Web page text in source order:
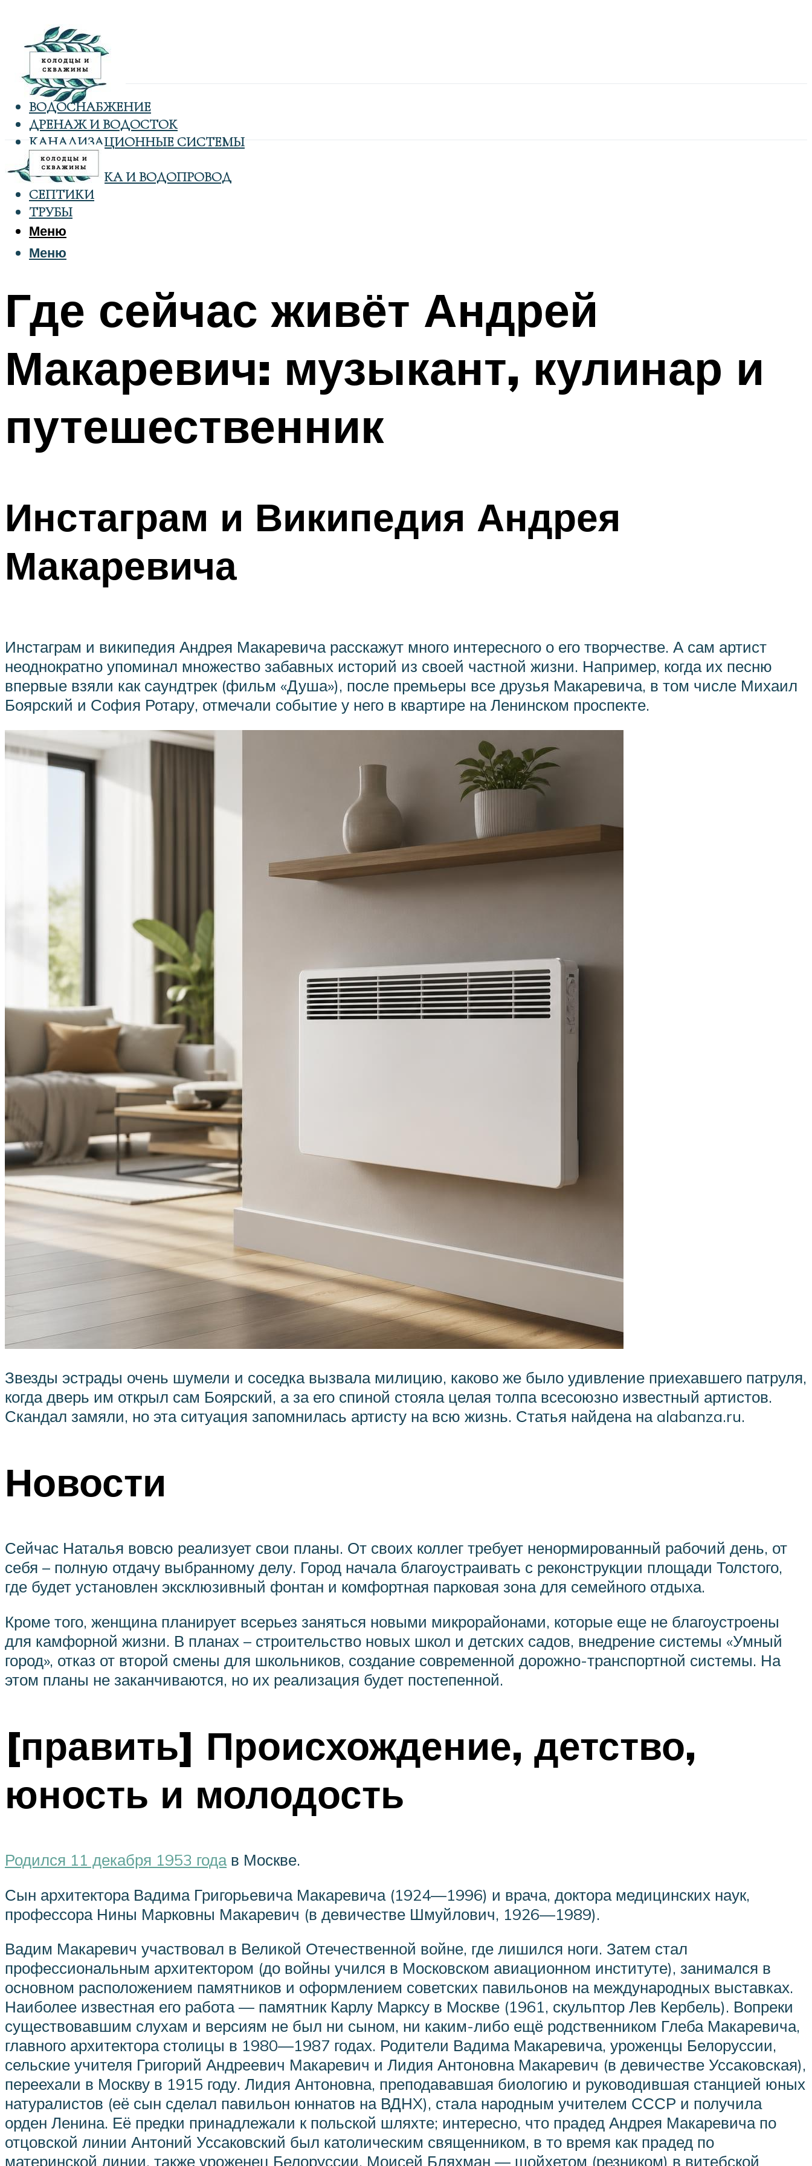
ВОДОСНАБЖЕНИЕ
ДРЕНАЖ И ВОДОСТОК
КАНАЛИЗАЦИОННЫЕ СИСТЕМЫ
КОЛОДЦЫ
САНТЕХНИКА И ВОДОПРОВОД
СЕПТИКИ
ТРУБЫ
Меню
Меню
Где сейчас живёт Андрей
Макаревич: музыкант, кулинар и
путешественник
Инстаграм и Википедия Андрея
Макаревича
Инстаграм и википедия Андрея Макаревича расскажут много интересного о его творчестве. А сам артист
неоднократно упоминал множество забавных историй из своей частной жизни. Например, когда их песню
впервые взяли как саундтрек (фильм «Душа»), после премьеры все друзья Макаревича, в том числе Михаил
Боярский и София Ротару, отмечали событие у него в квартире на Ленинском проспекте.
Звезды эстрады очень шумели и соседка вызвала милицию, каково же было удивление приехавшего патруля,
когда дверь им открыл сам Боярский, а за его спиной стояла целая толпа всесоюзно известный артистов.
Скандал замяли, но эта ситуация запомнилась артисту на всю жизнь. Статья найдена на alabanza.ru.
Новости
Сейчас Наталья вовсю реализует свои планы. От своих коллег требует ненормированный рабочий день, от
себя – полную отдачу выбранному делу. Город начала благоустраивать с реконструкции площади Толстого,
где будет установлен эксклюзивный фонтан и комфортная парковая зона для семейного отдыха.
Кроме того, женщина планирует всерьез заняться новыми микрорайонами, которые еще не благоустроены
для камфорной жизни. В планах – строительство новых школ и детских садов, внедрение системы «Умный
город», отказ от второй смены для школьников, создание современной дорожно-транспортной системы. На
этом планы не заканчиваются, но их реализация будет постепенной.
[править] Происхождение, детство,
юность и молодость
Родился 11 декабря 1953 годав Москве.
Сын архитектора Вадима Григорьевича Макаревича (1924—1996) и врача, доктора медицинских наук,
профессора Нины Марковны Макаревич (в девичестве Шмуйлович, 1926—1989).
Вадим Макаревич участвовал в Великой Отечественной войне, где лишился ноги. Затем стал
профессиональным архитектором (до войны учился в Московском авиационном институте), занимался в
основном расположением памятников и оформлением советских павильонов на международных выставках.
Наиболее известная его работа — памятник Карлу Марксу в Москве (1961, скульптор Лев Кербель). Вопреки
существовавшим слухам и версиям не был ни сыном, ни каким-либо ещё родственником Глеба Макаревича,
главного архитектора столицы в 1980—1987 годах. Родители Вадима Макаревича, уроженцы Белоруссии,
сельские учителя Григорий Андреевич Макаревич и Лидия Антоновна Макаревич (в девичестве Уссаковская),
переехали в Москву в 1915 году. Лидия Антоновна, преподававшая биологию и руководившая станцией юных
натуралистов (её сын сделал павильон юннатов на ВДНX), стала народным учителем СССР и получила
орден Ленина. Её предки принадлежали к польской шляхте; интересно, что прадед Андрея Макаревича по
отцовской линии Антоний Уссаковский был католическим священником, в то время как прадед по
материнской линии, также уроженец Белоруссии, Моисей Бляхман — шойхетом (резником) в витебской